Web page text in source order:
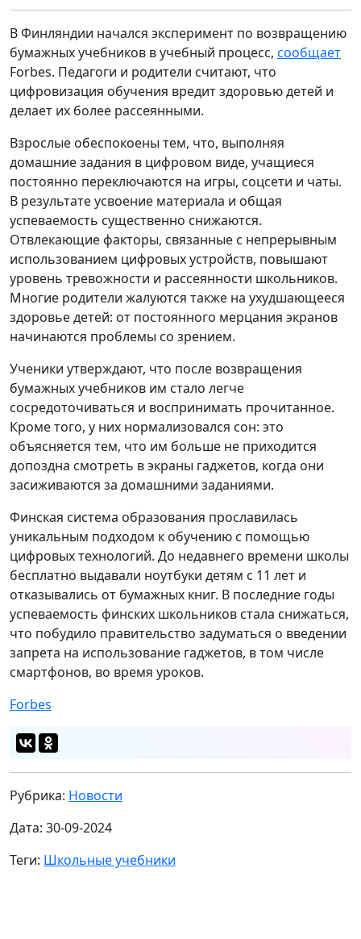
В Финляндии начался эксперимент по возвращению
бумажных учебников в учебный процесс, сообщает
Forbes. Педагоги и родители считают, что
цифровизация обучения вредит здоровью детей и
делает их более рассеянными.
Взрослые обеспокоены тем, что, выполняя
домашние задания в цифровом виде, учащиеся
постоянно переключаются на игры, соцсети и чаты.
В результате усвоение материала и общая
успеваемость существенно снижаются.
Отвлекающие факторы, связанные с непрерывным
использованием цифровых устройств, повышают
уровень тревожности и рассеянности школьников.
Многие родители жалуются также на ухудшающееся
здоровье детей: от постоянного мерцания экранов
начинаются проблемы со зрением.
Ученики утверждают, что после возвращения
бумажных учебников им стало легче
сосредоточиваться и воспринимать прочитанное.
Кроме того, у них нормализовался сон: это
объясняется тем, что им больше не приходится
допоздна смотреть в экраны гаджетов, когда они
засиживаются за домашними заданиями.
Финская система образования прославилась
уникальным подходом к обучению с помощью
цифровых технологий. До недавнего времени школы
бесплатно выдавали ноутбуки детям с 11 лет и
отказывались от бумажных книг. В последние годы
успеваемость финских школьников стала снижаться,
что побудило правительство задуматься о введении
запрета на использование гаджетов, в том числе
смартфонов, во время уроков.
Forbes
Рубрика: Новости
Дата: 30-09-2024
Теги: Школьные учебники